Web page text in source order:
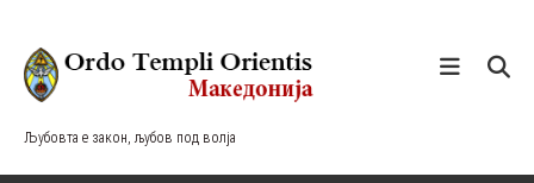
Content
Љубовта е закон, љубов под волја